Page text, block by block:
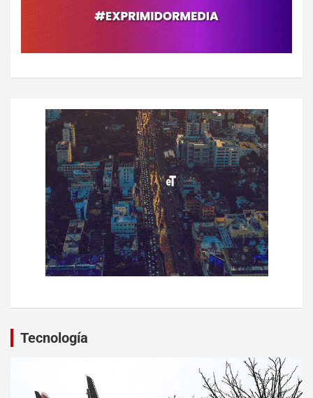
Tecnología